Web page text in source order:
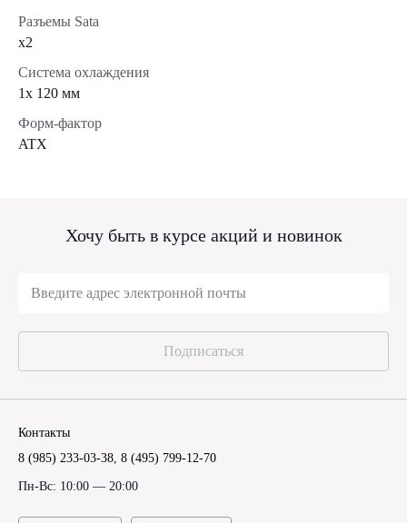
Разъемы Sata
x2
Система охлаждения
1x 120 мм
Форм-фактор
ATX
Хочу быть в курсе акций и новинок
Подписаться
Контакты
8 (985) 233-03-38, 8 (495) 799-12-70
Пн-Вс: 10:00 — 20:00